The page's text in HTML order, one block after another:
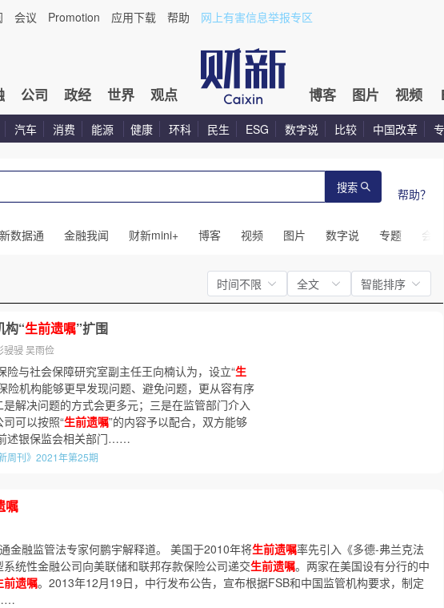
会议 Promotion 应用下载 帮助 网上有害信息举报专区
公司 政经 世界 观点 博客 图片 视频
汽车 消费 能源 健康 环科 民生 ESG 数字说 比较 中国改革
搜索 帮助？
数据通 金融我闻 财新mini+ 博客 视频 图片 数字说 专题 会议
时间不限 全文 智能排序
构“生前遗嘱”扩围
骎骎 吴雨俭
险与社会保障研究室副主任王向楠认为，设立“生
险机构能够更早发现问题、避免问题，更从容有序
解决问题的方式会更多元；三是在监管部门介入
可以按照“生前遗嘱”的内容予以配合，双方能够
述银保监会相关部门……
周刊》2021年第25期
嘱
金融监管法专家何鹏宇解释道。 美国于2010年将生前遗嘱率先引入《多德-弗兰克法
统性金融公司向美联储和联邦存款保险公司递交生前遗嘱。两家在美国设有分行的中
前遗嘱。2013年12月19日，中行发布公告，宣布根据FSB和中国监管机构要求，制定